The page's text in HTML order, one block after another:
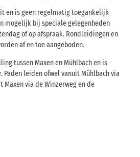
en is geen regelmatig toegankelijk
mogelijk bij speciale gelegenheden
of op afspraak. Rondleidingen en
af en toe aangeboden.
tussen Maxen en Mühlbach en is
Paden leiden ofwel vanuit Mühlbach via
Maxen via de Winzerweg en de